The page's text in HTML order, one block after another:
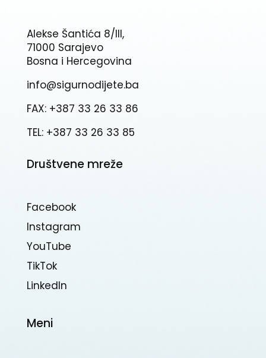
Alekse Šantića 8/III,
71000 Sarajevo
Bosna i Hercegovina
info@sigurnodijete.ba
FAX: +387 33 26 33 86
TEL: +387 33 26 33 85
Društvene mreže
Facebook
Instagram
YouTube
TikTok
Linkedln
Meni